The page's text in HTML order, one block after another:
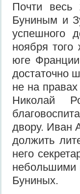
Почти весь
Буниным и
успешного
ноября
юге
достаточно
не на
Николай
двору. Иван
должить
него
небольшими
Буниных.